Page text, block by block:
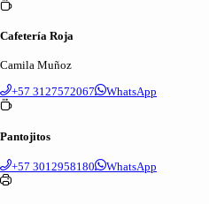
Cafetería Roja
Camila Muñoz
+57 3127572067
WhatsApp
Pantojitos
+57 3012958180 WhatsApp